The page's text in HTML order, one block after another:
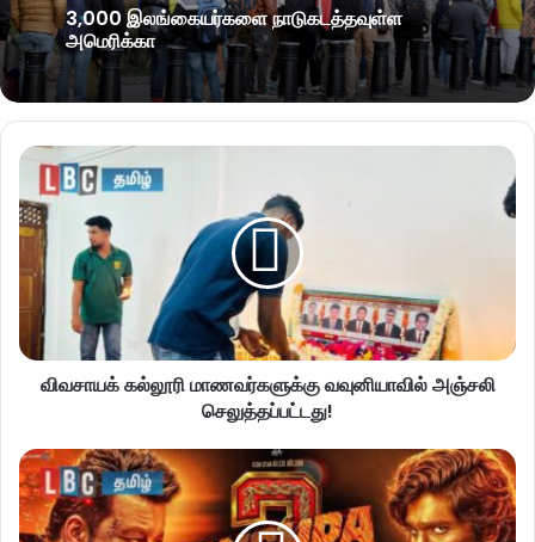
3,000 இலங்கையர்களை நாடுகடத்தவுள்ள
அமெரிக்கா
விவசாயக் கல்லூரி மாணவர்களுக்கு வவுனியாவில் அஞ்சலி
செலுத்தப்பட்டது!